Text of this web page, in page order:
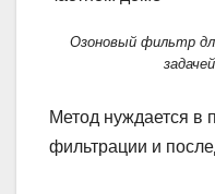
Озоновый фильтр
Метод нуждается в
фильтрации и